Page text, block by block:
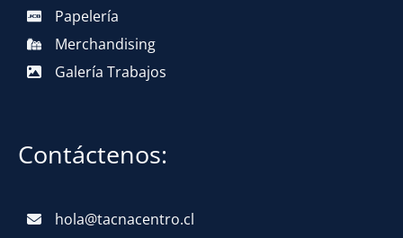
Papelería
Merchandising
Galería Trabajos
Contáctenos:
hola@tacnacentro.cl